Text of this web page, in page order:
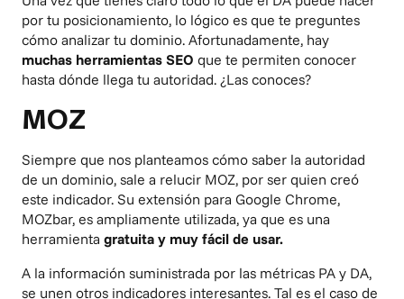
por tu posicionamiento, lo lógico es que te preguntes
cómo analizar tu dominio. Afortunadamente, hay
muchas herramientas SEO que te permiten conocer
hasta dónde llega tu autoridad. ¿Las conoces?
MOZ
Siempre que nos planteamos cómo saber la autoridad
de un dominio, sale a relucir MOZ, por ser quien creó
este indicador. Su extensión para Google Chrome,
MOZbar, es ampliamente utilizada, ya que es una
herramienta gratuita y muy fácil de usar.
A la información suministrada por las métricas PA y DA,
se unen otros indicadores interesantes. Tal es el caso de